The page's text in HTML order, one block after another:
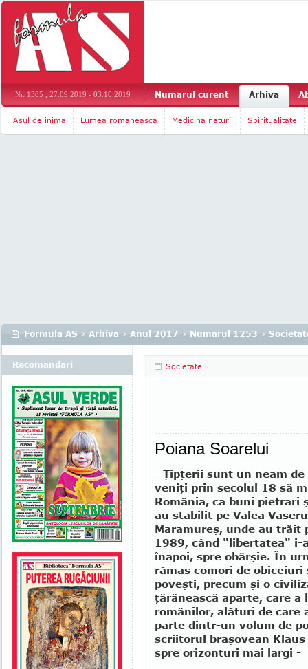
Nr. 1385 , 27.09.2019 - 03.10.2019 Numarul curent Arhiva
Asul de inima Lumea romaneasca Medicina naturii Spiritualitate
Formula AS › Arhiva › Anul 2017 › Numarul 1253 ›
Societate
Poiana Soarelui
- Ţipţerii sunt un neam de
veniţi prin secolul 18 să
România, ca buni pietrari
au stabilit pe Valea
Maramureş, unde au trăit
1989, când "libertatea" i-
înapoi, spre obârşie. În
rămas comori de obiceiuri
poveşti, precum şi o
ţărănească aparte, care
românilor, alături de care
parte dintr-un volum de
scriitorul braşovean
spre orizonturi mai largi -
Recomandari